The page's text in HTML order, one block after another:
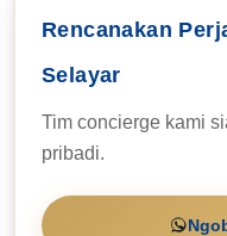
Rencanakan
Selayar
Tim concierge kami
pribadi.